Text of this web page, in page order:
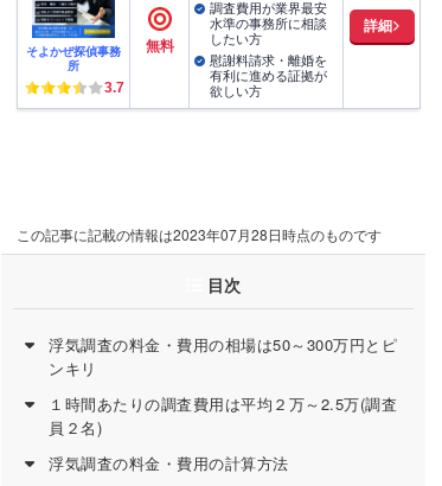
そよかぜ探偵事務
所
3.7
無料
調査費用が業界最安
水準の事務所に相談
したい方
慰謝料請求・離婚を
有利に進める証拠が
欲しい方
詳細
この記事に記載の情報は2023年07月28日時点のものです
目次
浮気調査の料金・費用の相場は50～300万円とピ
ンキリ
１時間あたりの調査費用は平均２万～2.5万(調査
員２名)
浮気調査の料金・費用の計算方法